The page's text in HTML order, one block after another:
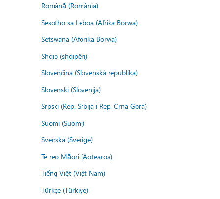
Română (România)
Sesotho sa Leboa (Afrika Borwa)
Setswana (Aforika Borwa)
Shqip (shqipëri)
Slovenčina (Slovenská republika)
Slovenski (Slovenija)
Srpski (Rep. Srbija i Rep. Crna Gora)
Suomi (Suomi)
Svenska (Sverige)
Te reo Māori (Aotearoa)
Tiếng Việt (Việt Nam)
Türkçe (Türkiye)